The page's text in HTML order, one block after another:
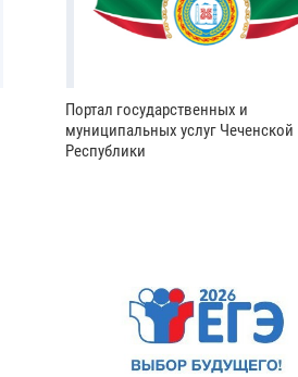
Портал государственных и
муниципальных услуг Чеченской
Республики